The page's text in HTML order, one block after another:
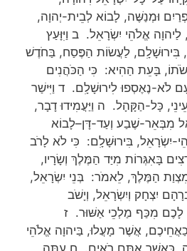
וּמְנַשֶּׁה, לָבוֹא לְבֵית-יְהוָה,
אֱלֹהֵי יִשְׂרָאֵל. ב וַיִּוָּעַץ
בִּירוּשָׁלִָם, לַעֲשׂוֹת הַפֶּסַח, בַּחֹדֶשׁ
בָּעֵת הַהִיא: כִּי הַכֹּהֲנִים
לֹא-נֶאֶסְפוּ לִירוּשָׁלִָם. ד וַיִּישַׁר
כָּל-הַקָּהָל. ה וַיַּעֲמִידוּ דָבָר,
מִבְּאֵר-שֶׁבַע וְעַד-דָּן–לָבוֹא
יִשְׂרָאֵל, בִּירוּשָׁלִָם: כִּי לֹא לָרֹב
בָּאִגְּרוֹת מִיַּד הַמֶּלֶךְ וְשָׂרָיו,
הַמֶּלֶךְ, לֵאמֹר: בְּנֵי יִשְׂרָאֵל,
יִצְחָק וְיִשְׂרָאֵל, וְיָשֹׁב
מִכַּף מַלְכֵי אַשּׁוּר. ז
אֲשֶׁר מָעֲלוּ, בַּיהוָה אֱלֹהֵי
כַּאֲשֶׁר אַתֶּם רֹאִים. ח עַתָּה,